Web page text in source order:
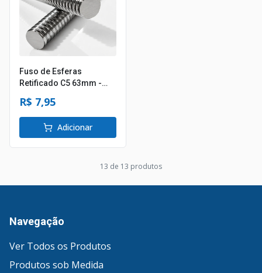
Fuso de Esferas
Retificado C5 63mm -
R$ 7,95
Adicionar
13 de 13 produtos
Navegação
Ver Todos os Produtos
Produtos sob Medida